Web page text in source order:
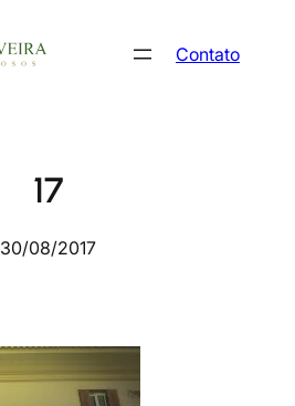
Contato
17
30/08/2017